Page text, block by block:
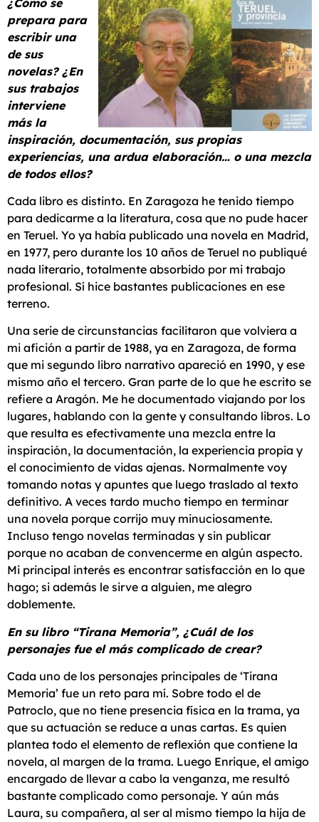
prepara para
escribir una
de sus
novelas? ¿En
sus trabajos
interviene
más la
inspiración, documentación, sus propias
experiencias, una ardua elaboración… o una mezcla
de todos ellos?
Cada libro es distinto. En Zaragoza he tenido tiempo
para dedicarme a la literatura, cosa que no pude hacer
en Teruel. Yo ya había publicado una novela en Madrid,
en 1977, pero durante los 10 años de Teruel no publiqué
nada literario, totalmente absorbido por mi trabajo
profesional. Sí hice bastantes publicaciones en ese
terreno.
Una serie de circunstancias facilitaron que volviera a
mi afición a partir de 1988, ya en Zaragoza, de forma
que mi segundo libro narrativo apareció en 1990, y ese
mismo año el tercero. Gran parte de lo que he escrito se
refiere a Aragón. Me he documentado viajando por los
lugares, hablando con la gente y consultando libros. Lo
que resulta es efectivamente una mezcla entre la
inspiración, la documentación, la experiencia propia y
el conocimiento de vidas ajenas. Normalmente voy
tomando notas y apuntes que luego traslado al texto
definitivo. A veces tardo mucho tiempo en terminar
una novela porque corrijo muy minuciosamente.
Incluso tengo novelas terminadas y sin publicar
porque no acaban de convencerme en algún aspecto.
Mi principal interés es encontrar satisfacción en lo que
hago; si además le sirve a alguien, me alegro
doblemente.
En su libro “Tirana Memoria”, ¿Cuál de los
personajes fue el más complicado de crear?
Cada uno de los personajes principales de ‘Tirana
Memoria’ fue un reto para mí. Sobre todo el de
Patroclo, que no tiene presencia física en la trama, ya
que su actuación se reduce a unas cartas. Es quien
plantea todo el elemento de reflexión que contiene la
novela, al margen de la trama. Luego Enrique, el amigo
encargado de llevar a cabo la venganza, me resultó
bastante complicado como personaje. Y aún más
Laura, su compañera, al ser al mismo tiempo la hija de